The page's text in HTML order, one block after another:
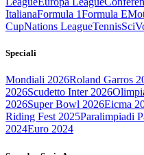
ItalianaFormula 1Formula E
CupNations LeagueTennisSci
Speciali
Mondiali 2026Roland Garros
2026Scudetto Inter 2026
2026Super Bowl 2026Eicma
Riding Fest 2025Paralimpiadi
2024Euro 2024